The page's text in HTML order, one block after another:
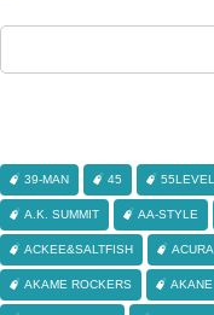
39-MAN 45 55LEVEL
A.K. SUMMIT AA-STYLE
ACKEE&SALTFISH ACURA
AKAME ROCKERS AKANE